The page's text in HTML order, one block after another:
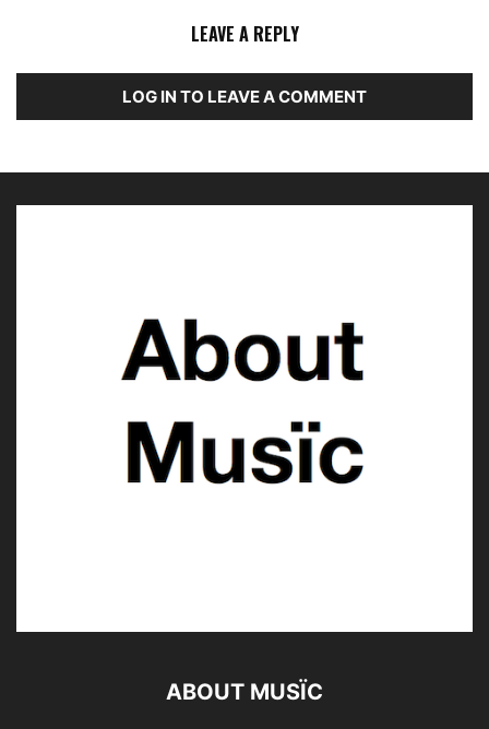
LEAVE A REPLY
LOG IN TO LEAVE A COMMENT
ABOUT MUSÏC